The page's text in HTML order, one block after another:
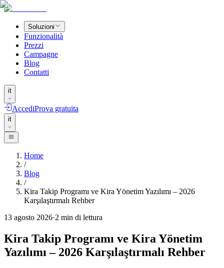
Soluzioni
Funzionalità
Prezzi
Campagne
Blog
Contatti
it
AccediProva gratuita
it
Home
/
Blog
/
Kira Takip Programı ve Kira Yönetim Yazılımı – 2026
Karşılaştırmalı Rehber
13 agosto 2026·2 min di lettura
Kira Takip Programı ve Kira Yönetim
Yazılımı – 2026 Karşılaştırmalı Rehber